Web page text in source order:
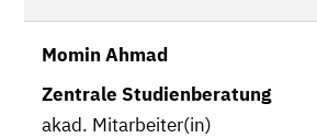
Momin Ahmad
Zentrale Studienberatung
akad. Mitarbeiter(in)